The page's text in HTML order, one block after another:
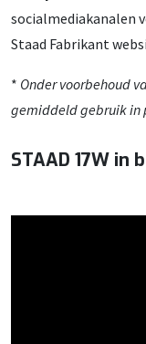
socialmediakanalen
Staad Fabrikant
* Onder voorbehoud
gemiddeld gebruik in
STAAD 17W in